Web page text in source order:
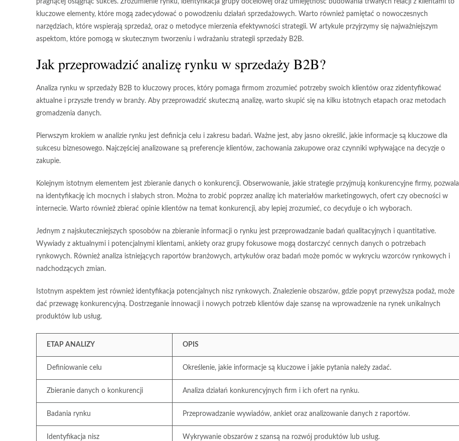
kluczowe elementy, które mogą zadecydować o powodzeniu działań sprzedażowych. Warto również pamiętać o nowoczesnych
narzędziach, które wspierają sprzedaż, oraz o metodyce mierzenia efektywności strategii. W artykule przyjrzymy się najważniejszym
aspektom, które pomogą w skutecznym tworzeniu i wdrażaniu strategii sprzedaży B2B.
Jak przeprowadzić analizę rynku w sprzedaży B2B?
Analiza rynku w sprzedaży B2B to kluczowy proces, który pomaga firmom zrozumieć potrzeby swoich klientów oraz zidentyfikować
aktualne i przyszłe trendy w branży. Aby przeprowadzić skuteczną analizę, warto skupić się na kilku istotnych etapach oraz metodach
gromadzenia danych.
Pierwszym krokiem w analizie rynku jest definicja celu i zakresu badań. Ważne jest, aby jasno określić, jakie informacje są kluczowe dla
sukcesu biznesowego. Najczęściej analizowane są preferencje klientów, zachowania zakupowe oraz czynniki wpływające na decyzje o
zakupie.
Kolejnym istotnym elementem jest zbieranie danych o konkurencji. Obserwowanie, jakie strategie przyjmują konkurencyjne firmy, pozwala
na identyfikację ich mocnych i słabych stron. Można to zrobić poprzez analizę ich materiałów marketingowych, ofert czy obecności w
internecie. Warto również zbierać opinie klientów na temat konkurencji, aby lepiej zrozumieć, co decyduje o ich wyborach.
Jednym z najskuteczniejszych sposobów na zbieranie informacji o rynku jest przeprowadzanie badań qualitacyjnych i quantitative.
Wywiady z aktualnymi i potencjalnymi klientami, ankiety oraz grupy fokusowe mogą dostarczyć cennych danych o potrzebach
rynkowych. Również analiza istniejących raportów branżowych, artykułów oraz badań może pomóc w wykryciu wzorców rynkowych i
nadchodzących zmian.
Istotnym aspektem jest również identyfikacja potencjalnych nisz rynkowych. Znalezienie obszarów, gdzie popyt przewyższa podaż, może
dać przewagę konkurencyjną. Dostrzeganie innowacji i nowych potrzeb klientów daje szansę na wprowadzenie na rynek unikalnych
produktów lub usług.
ETAP ANALIZY OPIS
Definiowanie celu Określenie, jakie informacje są kluczowe i jakie pytania należy zadać.
Zbieranie danych o konkurencji Analiza działań konkurencyjnych firm i ich ofert na rynku.
Badania rynku Przeprowadzanie wywiadów, ankiet oraz analizowanie danych z raportów.
Identyfikacja nisz Wykrywanie obszarów z szansą na rozwój produktów lub usług.